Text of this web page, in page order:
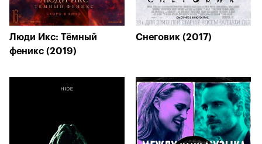
Люди Икс: Тёмный
феникс (2019)
Снеговик (2017)